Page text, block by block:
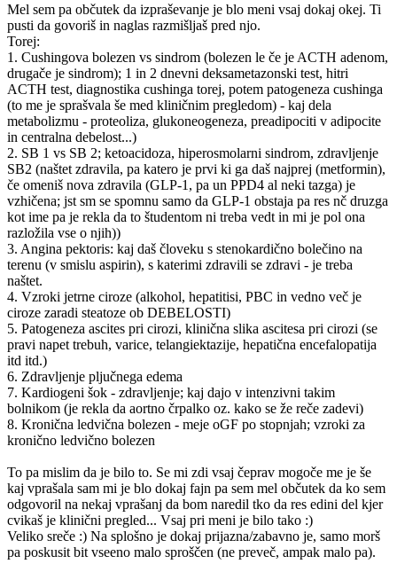
Mel sem pa občutek da izpraševanje je blo meni vsaj dokaj okej. Ti
pusti da govoriš in naglas razmišljaš pred njo.
Torej:
1. Cushingova bolezen vs sindrom (bolezen le če je ACTH adenom,
drugače je sindrom); 1 in 2 dnevni deksametazonski test, hitri
ACTH test, diagnostika cushinga torej, potem patogeneza cushinga
(to me je sprašvala še med kliničnim pregledom) - kaj dela
metabolizmu - proteoliza, glukoneogeneza, preadipociti v adipocite
in centralna debelost...)
2. SB 1 vs SB 2; ketoacidoza, hiperosmolarni sindrom, zdravljenje
SB2 (naštet zdravila, pa katero je prvi ki ga daš najprej (metformin),
če omeniš nova zdravila (GLP-1, pa un PPD4 al neki tazga) je
vzhičena; jst sm se spomnu samo da GLP-1 obstaja pa res nč druzga
kot ime pa je rekla da to študentom ni treba vedt in mi je pol ona
razložila vse o njih))
3. Angina pektoris: kaj daš človeku s stenokardično bolečino na
terenu (v smislu aspirin), s katerimi zdravili se zdravi - je treba
naštet.
4. Vzroki jetrne ciroze (alkohol, hepatitisi, PBC in vedno več je
ciroze zaradi steatoze ob DEBELOSTI)
5. Patogeneza ascites pri cirozi, klinična slika ascitesa pri cirozi (se
pravi napet trebuh, varice, telangiektazije, hepatična encefalopatija
itd itd.)
6. Zdravljenje pljučnega edema
7. Kardiogeni šok - zdravljenje; kaj dajo v intenzivni takim
bolnikom (je rekla da aortno črpalko oz. kako se že reče zadevi)
8. Kronična ledvična bolezen - meje oGF po stopnjah; vzroki za
kronično ledvično bolezen
To pa mislim da je bilo to. Se mi zdi vsaj čeprav mogoče me je še
kaj vprašala sam mi je blo dokaj fajn pa sem mel občutek da ko sem
odgovoril na nekaj vprašanj da bom naredil tko da res edini del kjer
cvikaš je klinični pregled... Vsaj pri meni je bilo tako :)
Veliko sreče :) Na splošno je dokaj prijazna/zabavno je, samo morš
pa poskusit bit vseeno malo sproščen (ne preveč, ampak malo pa).